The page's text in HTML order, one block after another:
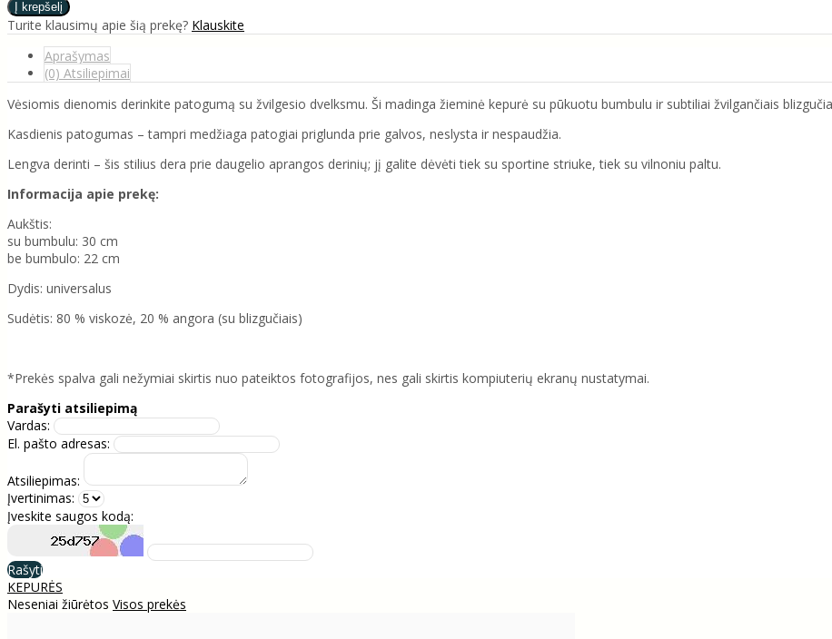
Turite klausimų apie šią prekę? Klauskite
Aprašymas
(0) Atsiliepimai
Vėsiomis dienomis derinkite patogumą su žvilgesio dvelksmu. Ši madinga žieminė kepurė su pūkuotu bumbulu ir subtiliai žvilgančiais
Kasdienis patogumas – tampri medžiaga patogiai priglunda prie galvos, neslysta ir nespaudžia.
Lengva derinti – šis stilius dera prie daugelio aprangos derinių; jį galite dėvėti tiek su sportine striuke, tiek su vilnoniu paltu.
Informacija apie prekę:
Aukštis:
su bumbulu: 30 cm
be bumbulo: 22 cm
Dydis: universalus
Sudėtis: 80 % viskozė, 20 % angora (su blizgučiais)
*Prekės spalva gali nežymiai skirtis nuo pateiktos fotografijos, nes gali skirtis kompiuterių ekranų nustatymai.
Parašyti atsiliepimą
Vardas:
El. pašto adresas:
Atsiliepimas:
Įvertinimas:
Įveskite saugos kodą:
Rašyti
KEPURĖS
Neseniai žiūrėtos Visos prekės